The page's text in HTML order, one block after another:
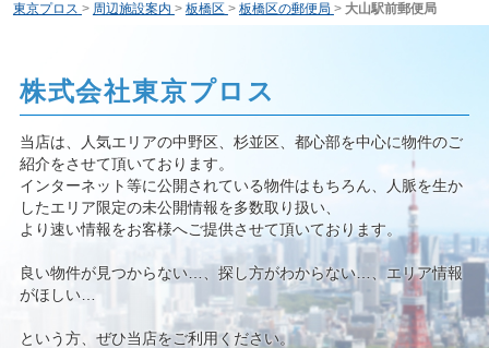
東京プロス > 周辺施設案内 > 板橋区 > 板橋区の郵便局 > 大山駅前郵便局
株式会社東京プロス
当店は、人気エリアの中野区、杉並区、都心部を中心に物件のご
紹介をさせて頂いております。
インターネット等に公開されている物件はもちろん、人脈を生か
したエリア限定の未公開情報を多数取り扱い、
より速い情報をお客様へご提供させて頂いております。
良い物件が見つからない…、探し方がわからない…、エリア情報
がほしい…
という方、ぜひ当店をご利用ください。